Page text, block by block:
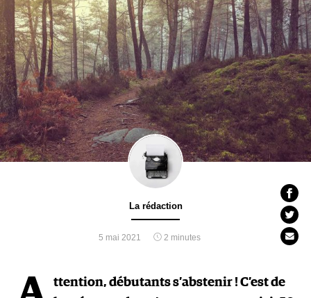
La rédaction
5 mai 2021 2 minutes
ttention, débutants s’abstenir ! C’est de